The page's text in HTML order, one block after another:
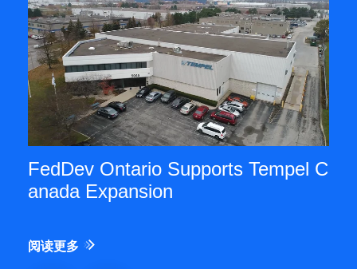
FedDev Ontario Supports Tempel C
anada Expansion
阅读更多